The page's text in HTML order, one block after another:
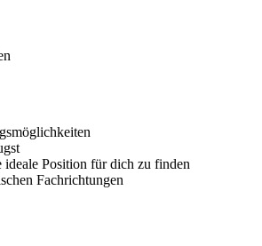
Position für dich zu finden
Fachrichtungen